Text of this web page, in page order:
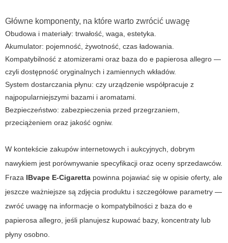
Główne komponenty, na które warto zwrócić uwagę
Obudowa i materiały: trwałość, waga, estetyka.
Akumulator: pojemność, żywotność, czas ładowania.
Kompatybilność z atomizerami oraz baza do e papierosa allegro —
czyli dostępność oryginalnych i zamiennych wkładów.
System dostarczania płynu: czy urządzenie współpracuje z
najpopularniejszymi bazami i aromatami.
Bezpieczeństwo: zabezpieczenia przed przegrzaniem,
przeciążeniem oraz jakość ogniw.
W kontekście zakupów internetowych i aukcyjnych, dobrym
nawykiem jest porównywanie specyfikacji oraz oceny sprzedawców.
Fraza IBvape E-Cigaretta powinna pojawiać się w opisie oferty, ale
jeszcze ważniejsze są zdjęcia produktu i szczegółowe parametry —
zwróć uwagę na informacje o kompatybilności z baza do e
papierosa allegro, jeśli planujesz kupować bazy, koncentraty lub
płyny osobno.